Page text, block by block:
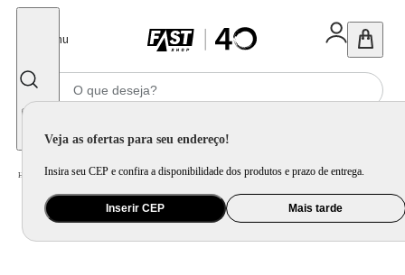
Menu
Veja as ofertas para seu endereço!
Insira seu CEP e confira a disponibilidade dos produtos e prazo de entrega.
Inserir CEP Mais tarde
Home Eletroportátil / Liquidificador / Liquidificador Turbo Glass Jarra de Vidro Mondial Preto e Inox 1400W L-1400 GI